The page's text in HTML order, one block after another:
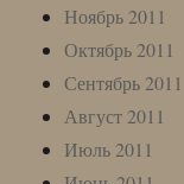
Ноябрь 2011
Октябрь 2011
Сентябрь 2011
Август 2011
Июль 2011